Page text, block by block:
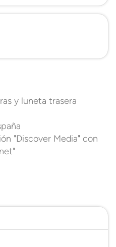
y luneta trasera
"Discover Media" con